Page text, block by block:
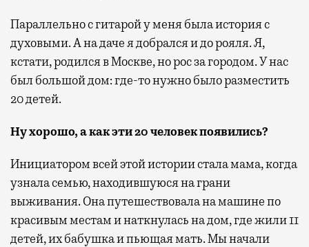
Параллельно с гитарой у меня была история с
духовыми. А на даче я добрался и до рояля. Я,
кстати, родился в Москве, но рос за городом. У нас
был большой дом: где-то нужно было разместить
20 детей.
Ну хорошо, а как эти 20 человек появились?
Инициатором всей этой истории стала мама, когда
узнала семью, находившуюся на грани
выживания. Она путешествовала на машине по
красивым местам и наткнулась на дом, где жили 11
детей, их бабушка и пьющая мать. Мы начали